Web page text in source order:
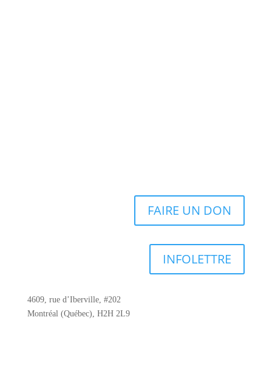
FAIRE UN DON
INFOLETTRE
4609, rue d’Iberville, #202
Montréal (Québec), H2H 2L9